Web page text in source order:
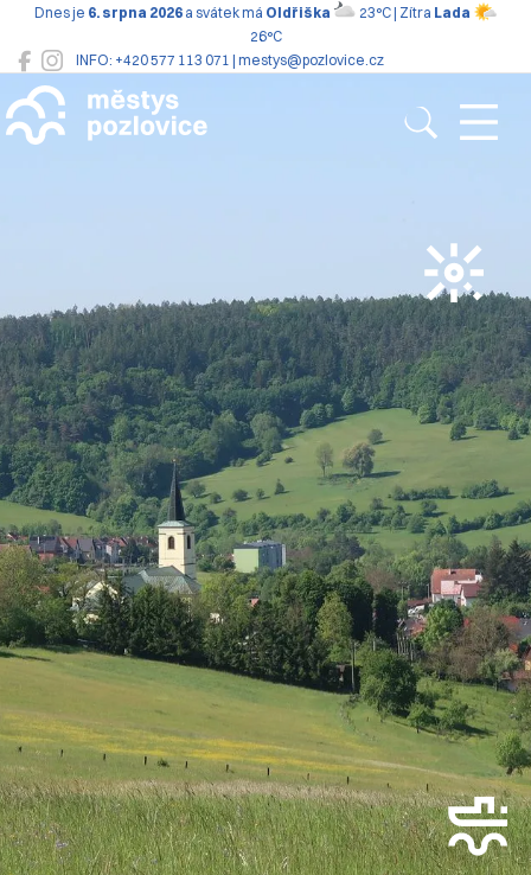
INFO: +420 577 113 071 | mestys@pozlovice.cz
Dnes je 6. srpna 2026 a svátek má Oldřiška 23°C | Zítra Lada
26°C
Pozlovice